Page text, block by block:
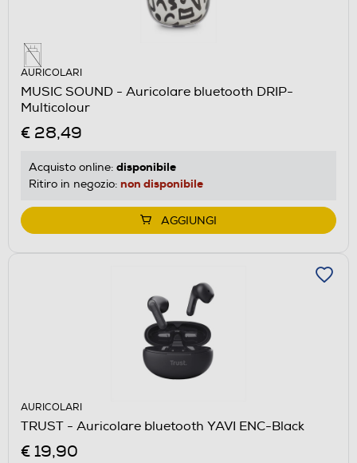
AURICOLARI
MUSIC SOUND - Auricolare bluetooth DRIP-
Multicolour
€ 28,49
Acquisto online: disponibile
Ritiro in negozio: non disponibile
AGGIUNGI
AURICOLARI
TRUST - Auricolare bluetooth YAVI ENC-Black
€ 19,90